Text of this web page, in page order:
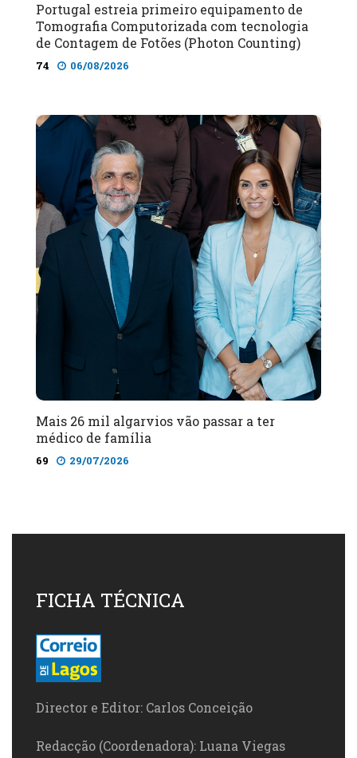
Portugal estreia primeiro equipamento de
Tomografia Computorizada com tecnologia
de Contagem de Fotões (Photon Counting)
74 06/08/2026
Mais 26 mil algarvios vão passar a ter
médico de família
69 29/07/2026
FICHA TÉCNICA
Director e Editor: Carlos Conceição
Redacção (Coordenadora): Luana Viegas